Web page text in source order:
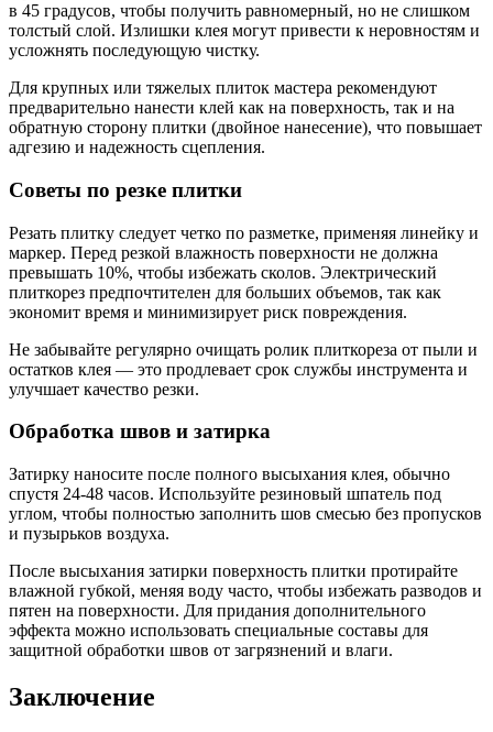
в 45 градусов, чтобы получить равномерный, но не слишком
толстый слой. Излишки клея могут привести к неровностям и
усложнять последующую чистку.
Для крупных или тяжелых плиток мастера рекомендуют
предварительно нанести клей как на поверхность, так и на
обратную сторону плитки (двойное нанесение), что повышает
адгезию и надежность сцепления.
Советы по резке плитки
Резать плитку следует четко по разметке, применяя линейку и
маркер. Перед резкой влажность поверхности не должна
превышать 10%, чтобы избежать сколов. Электрический
плиткорез предпочтителен для больших объемов, так как
экономит время и минимизирует риск повреждения.
Не забывайте регулярно очищать ролик плиткореза от пыли и
остатков клея — это продлевает срок службы инструмента и
улучшает качество резки.
Обработка швов и затирка
Затирку наносите после полного высыхания клея, обычно
спустя 24-48 часов. Используйте резиновый шпатель под
углом, чтобы полностью заполнить шов смесью без пропусков
и пузырьков воздуха.
После высыхания затирки поверхность плитки протирайте
влажной губкой, меняя воду часто, чтобы избежать разводов и
пятен на поверхности. Для придания дополнительного
эффекта можно использовать специальные составы для
защитной обработки швов от загрязнений и влаги.
Заключение